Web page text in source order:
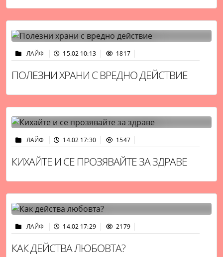
ЛАЙФ 15.02 10:13 1817
ПОЛЕЗНИ ХРАНИ С ВРЕДНО ДЕЙСТВИЕ
ЛАЙФ 14.02 17:30 1547
КИХАЙТЕ И СЕ ПРОЗЯВАЙТЕ ЗА ЗДРАВЕ
ЛАЙФ 14.02 17:29 2179
КАК ДЕЙСТВА ЛЮБОВТА?